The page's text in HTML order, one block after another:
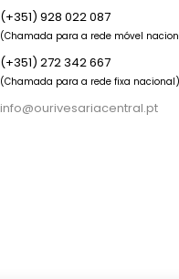
(+351) 928 022 087
(Chamada para a rede móvel
(+351) 272 342 667
(Chamada para a rede fixa nacional)
info@ourivesariacentral.pt